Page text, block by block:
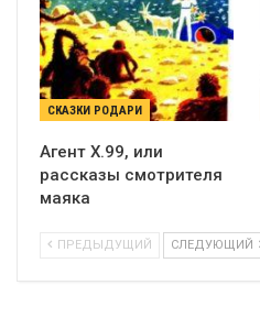
СКАЗКИ РОДАРИ
Агент X.99, или
рассказы смотрителя
маяка
ПРЕДЫДУЩИЙ СЛЕДУЮЩИЙ